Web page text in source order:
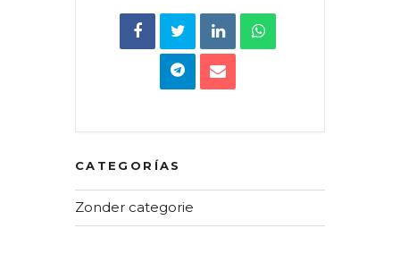
CATEGORÍAS
Zonder categorie